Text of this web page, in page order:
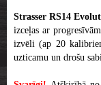
Strasser RS14
izceļas ar
izvēli (ap 20
uzticamu un drošu